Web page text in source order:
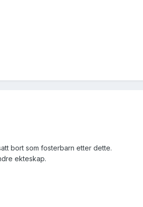
bort som fosterbarn etter dette.
ekteskap.